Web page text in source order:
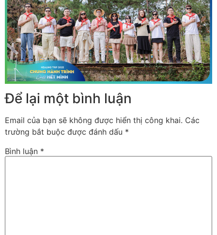
Để lại một bình luận
Email của bạn sẽ không được hiển thị công khai. Các
trường bắt buộc được đánh dấu *
Bình luận *